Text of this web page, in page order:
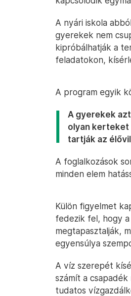
A nyári iskola
gyerekek nem
kipróbálhatják a
feladatokon,
A program egyik
A gyerekek
olyan kerteket
tartják az
A foglalkozások
minden elem
Külön figyelmet
fedezik fel, hogy
megtapasztalják,
egyensúlya
A víz szerepét
számít a
tudatos